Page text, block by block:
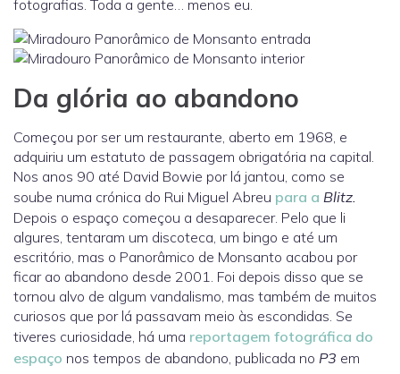
fotografias. Toda a gente… menos eu.
Da glória ao abandono
Começou por ser um restaurante, aberto em 1968, e
adquiriu um estatuto de passagem obrigatória na capital.
Nos anos 90 até David Bowie por lá jantou, como se
soube numa crónica do Rui Miguel Abreu para a Blitz.
Depois o espaço começou a desaparecer. Pelo que li
algures, tentaram um discoteca, um bingo e até um
escritório, mas o Panorâmico de Monsanto acabou por
ficar ao abandono desde 2001. Foi depois disso que se
tornou alvo de algum vandalismo, mas também de muitos
curiosos que por lá passavam meio às escondidas. Se
tiveres curiosidade, há uma reportagem fotográfica do
espaço nos tempos de abandono, publicada no P3 em